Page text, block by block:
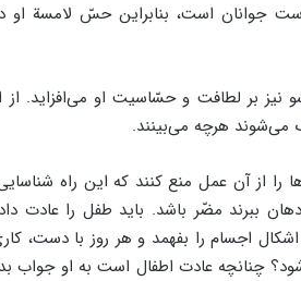
جوانان است، بنابراین حسّ لامسة او
نیز بر لطافت و حسّاسیت او می‌افزاید.
هرچه می‌بینند.
را از آن عمل منع کنند که این راه
ببرند مضّر باشد. باید طفل را عادت
اجسام را بفهمد و هر روز با دست،
چنانچه عادت اطفال است به او جواب